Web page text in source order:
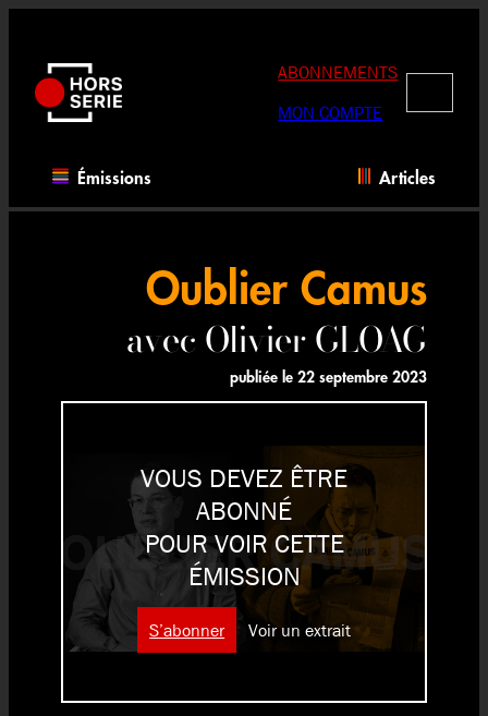
contenu
ABONNEMENTS
MON COMPTE
Émissions Articles
Oublier Camus
avec Olivier GLOAG
publiée le 22 septembre 2023
VOUS DEVEZ ÊTRE
ABONNÉ
POUR VOIR CETTE
ÉMISSION
S’abonner Voir un extrait